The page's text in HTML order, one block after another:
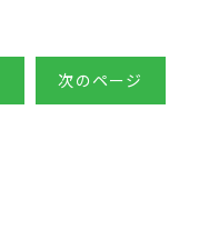
次のページ